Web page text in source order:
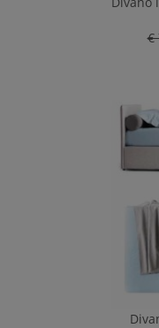
€